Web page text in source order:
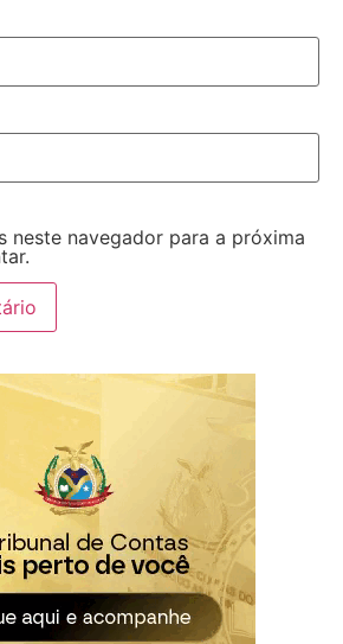
neste navegador para a próxima